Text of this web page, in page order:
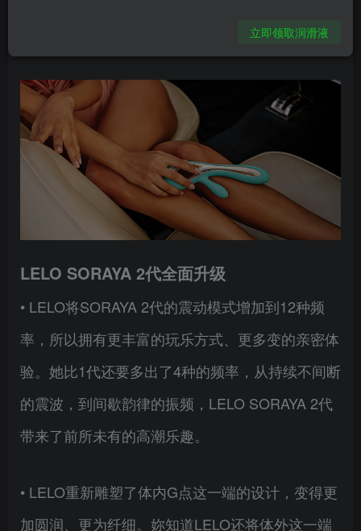
都可以提供强劲而且安静的愉悦感受。
LELO SORAYA 2代全面升级
• LELO将SORAYA 2代的震动模式增加到12种频
率，所以拥有更丰富的玩乐方式、更多变的亲密体
验。她比1代还要多出了4种的频率，从持续不间断
的震波，到间歇韵律的振频，LELO SORAYA 2代
带来了前所未有的高潮乐趣。
• LELO重新雕塑了体内G点这一端的设计，变得更
加圆润、更为纤细。妳知道LELO还将体外这一端
立即领取润滑液